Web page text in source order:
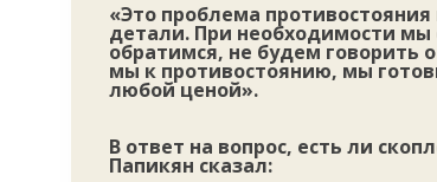
«Это проблема
детали. При необходимости
обратимся, не будем говорить
мы к противостоянию, мы
любой ценой».
В ответ на вопрос, есть ли
Папикян сказал: